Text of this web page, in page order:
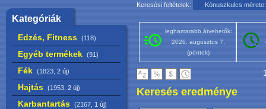
Kategóriák
Edzés, Fitness (118)
Egyéb termékek (91)
Fék (1823, 2 új)
Hajtás (1953, 2 új)
Karbantartás (2167, 1 új)
Keresési feltételek: Kónuszkulcs
leghamarabb átvehetők:
2026. augusztus 7.
(péntek)
Keresés eredménye